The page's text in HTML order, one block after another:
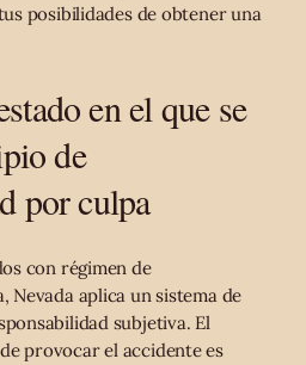
posibilidades de obtener una
en el que se
de
por culpa
con régimen de
Nevada aplica un sistema de
subjetiva. El
provocar el accidente es